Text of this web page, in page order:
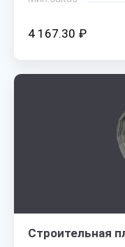
4 167.30 ₽
Строительная